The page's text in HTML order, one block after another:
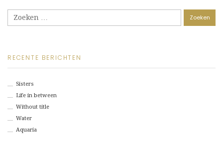
naar:
RECENTE BERICHTEN
Sisters
Life in between
Without title
Water
Aquaria